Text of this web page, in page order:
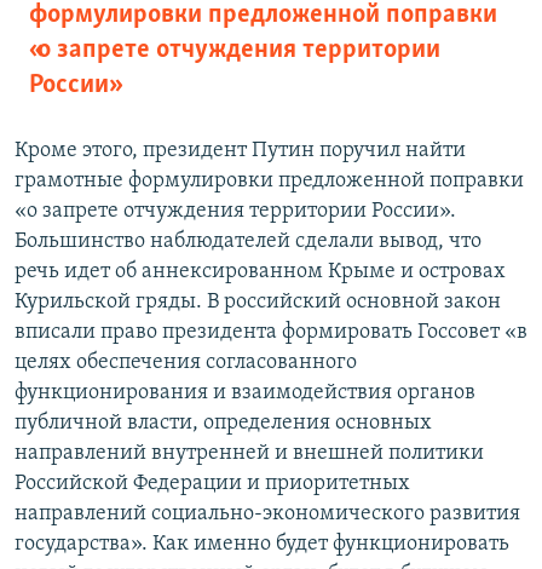
формулировки предложенной поправки
«о запрете отчуждения территории
России»
Кроме этого, президент Путин поручил найти
грамотные формулировки предложенной поправки
«о запрете отчуждения территории России».
Большинство наблюдателей сделали вывод, что
речь идет об аннексированном Крыме и островах
Курильской гряды. В российский основной закон
вписали право президента формировать Госсовет «в
целях обеспечения согласованного
функционирования и взаимодействия органов
публичной власти, определения основных
направлений внутренней и внешней политики
Российской Федерации и приоритетных
направлений социально-экономического развития
государства». Как именно будет функционировать